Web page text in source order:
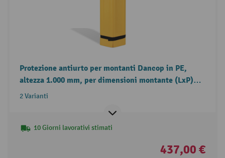
Protezione antiurto per montanti Dancop in PE,
altezza 1.000 mm, per dimensioni montante (LxP)
100-150 x 100-150 mm
2 Varianti
10 Giorni lavorativi stimati
437,00 €